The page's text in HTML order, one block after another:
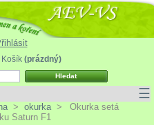
Košík (prázdný)
☰
> okurka >
Okurka setá
Saturn F1